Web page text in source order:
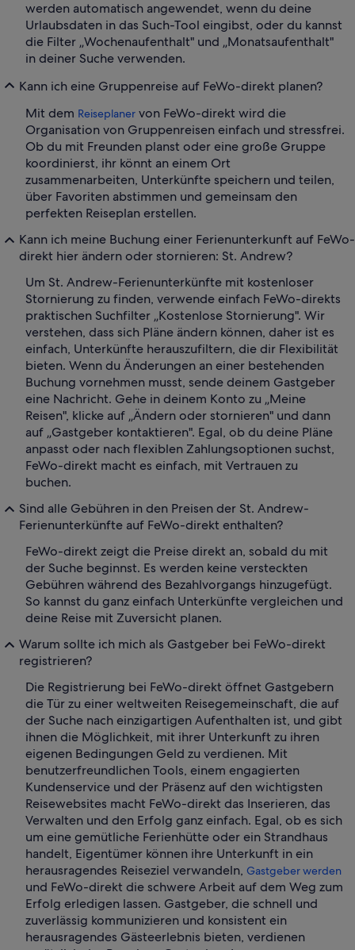
werden automatisch angewendet, wenn du deine
Urlaubsdaten in das Such-Tool eingibst, oder du kannst
die Filter „Wochenaufenthalt" und „Monatsaufenthalt"
in deiner Suche verwenden.
Kann ich eine Gruppenreise auf FeWo-direkt planen?
Mit dem Reiseplaner von FeWo-direkt wird die
Organisation von Gruppenreisen einfach und stressfrei.
Ob du mit Freunden planst oder eine große Gruppe
koordinierst, ihr könnt an einem Ort
zusammenarbeiten, Unterkünfte speichern und teilen,
über Favoriten abstimmen und gemeinsam den
perfekten Reiseplan erstellen.
Kann ich meine Buchung einer Ferienunterkunft auf FeWo-
direkt hier ändern oder stornieren: St. Andrew?
Um St. Andrew-Ferienunterkünfte mit kostenloser
Stornierung zu finden, verwende einfach FeWo-direkts
praktischen Suchfilter „Kostenlose Stornierung". Wir
verstehen, dass sich Pläne ändern können, daher ist es
einfach, Unterkünfte herauszufiltern, die dir Flexibilität
bieten. Wenn du Änderungen an einer bestehenden
Buchung vornehmen musst, sende deinem Gastgeber
eine Nachricht. Gehe in deinem Konto zu „Meine
Reisen", klicke auf „Ändern oder stornieren" und dann
auf „Gastgeber kontaktieren". Egal, ob du deine Pläne
anpasst oder nach flexiblen Zahlungsoptionen suchst,
FeWo-direkt macht es einfach, mit Vertrauen zu
buchen.
Sind alle Gebühren in den Preisen der St. Andrew-
Ferienunterkünfte auf FeWo-direkt enthalten?
FeWo-direkt zeigt die Preise direkt an, sobald du mit
der Suche beginnst. Es werden keine versteckten
Gebühren während des Bezahlvorgangs hinzugefügt.
So kannst du ganz einfach Unterkünfte vergleichen und
deine Reise mit Zuversicht planen.
Warum sollte ich mich als Gastgeber bei FeWo-direkt
registrieren?
Die Registrierung bei FeWo-direkt öffnet Gastgebern
die Tür zu einer weltweiten Reisegemeinschaft, die auf
der Suche nach einzigartigen Aufenthalten ist, und gibt
ihnen die Möglichkeit, mit ihrer Unterkunft zu ihren
eigenen Bedingungen Geld zu verdienen. Mit
benutzerfreundlichen Tools, einem engagierten
Kundenservice und der Präsenz auf den wichtigsten
Reisewebsites macht FeWo-direkt das Inserieren, das
Verwalten und den Erfolg ganz einfach. Egal, ob es sich
um eine gemütliche Ferienhütte oder ein Strandhaus
handelt, Eigentümer können ihre Unterkunft in ein
herausragendes Reiseziel verwandeln, Gastgeber werden
und FeWo-direkt die schwere Arbeit auf dem Weg zum
Erfolg erledigen lassen. Gastgeber, die schnell und
zuverlässig kommunizieren und konsistent ein
herausragendes Gästeerlebnis bieten, verdienen